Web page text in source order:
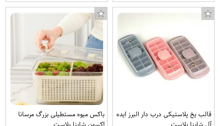
قالب یخ پلاستیکی درب دار البرز ایده
باکس میوه مستطیلی بزرگ مرسانا